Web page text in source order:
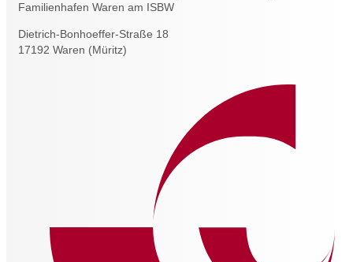
Familienhafen Waren am ISBW
Dietrich-Bonhoeffer-Straße 18
17192 Waren (Müritz)